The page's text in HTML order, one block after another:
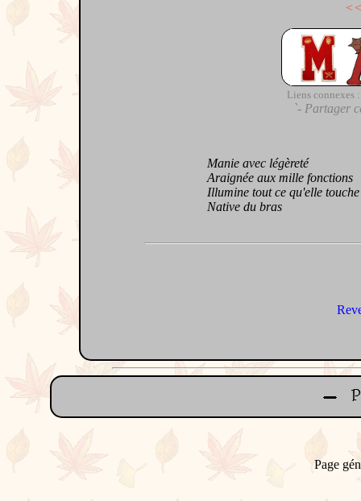
Liens connexes :
`- Partager
Manie avec légèreté
Araignée aux mille fonctions
Illumine tout ce qu'elle touche
Native du bras
Page